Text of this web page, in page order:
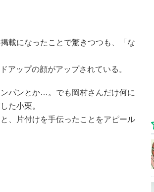
載になったことで驚きつつも、「な
アップの顔がアップされている。
パンとか…。でも岡村さんだけ何に
た小栗。
、片付けを手伝ったことをアピール